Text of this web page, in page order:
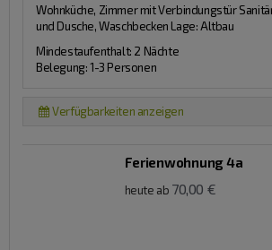
Wohnküche, Zimmer mit Verbindungstür
und Dusche, Waschbecken Lage:Altbau
Mindestaufenthalt: 2 Nächte
Belegung: 1-3 Personen
Verfügbarkeiten anzeigen
Ferienwohnung 4a
heute ab 70,00 €